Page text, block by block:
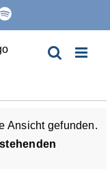
Ansicht gefunden.